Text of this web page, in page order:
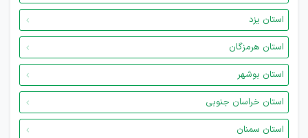
استان یزد
استان هرمزگان
استان بوشهر
استان خراسان جنوبی
استان سمنان